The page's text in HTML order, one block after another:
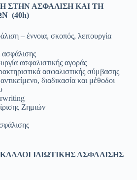
ΣΤΗΝ ΑΣΦΑΛΙΣΗ ΚΑΙ ΤΗ
(40h)
– έννοια, σκοπός, λειτουργία
ασφάλισης
ασφαλιστικής αγοράς
ασφαλιστικής σύμβασης
διαδικασία και μέθοδοι
Underwriting
Ζημιών
Αντασφάλισης
ΚΛΑΔΟΙ ΙΔΙΩΤΙΚΗΣ ΑΣΦΑΛΙΣΗΣ